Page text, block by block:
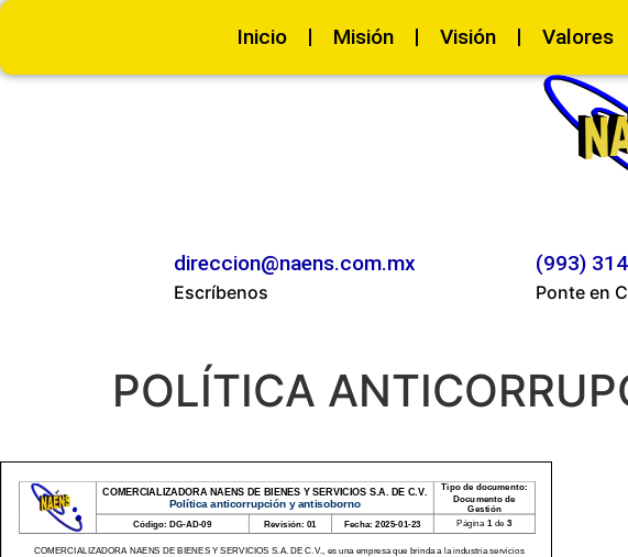
Inicio Misión Visión Valores
direccion@naens.com.mx
Escríbenos
(993)
Ponte en
POLÍTICA